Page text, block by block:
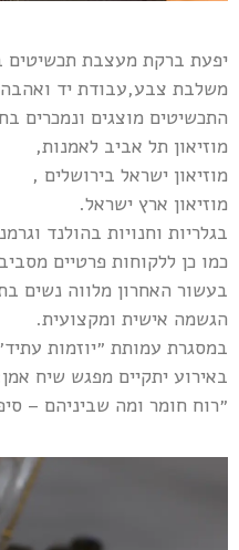
יפעת ברקת מעצבת תכשיטים
משלבת צבע,עבודת יד
התכשיטים מוצגים ונמכרים
מוזיאון תל אביב לאמנות,
מוזיאון ישראל בירושלים ,
מוזיאון ארץ ישראל.
בגלריות וחנויות בהולנד
כמו כן ללקוחות פרטיים
בעשור האחרון מלווה נשים
הגשמה אישית ומקצועית.
במסגרת עמותת ״יוזמות
באירוע יתקיים מפגש שיח
״רוח חומר ומה שביניהם –